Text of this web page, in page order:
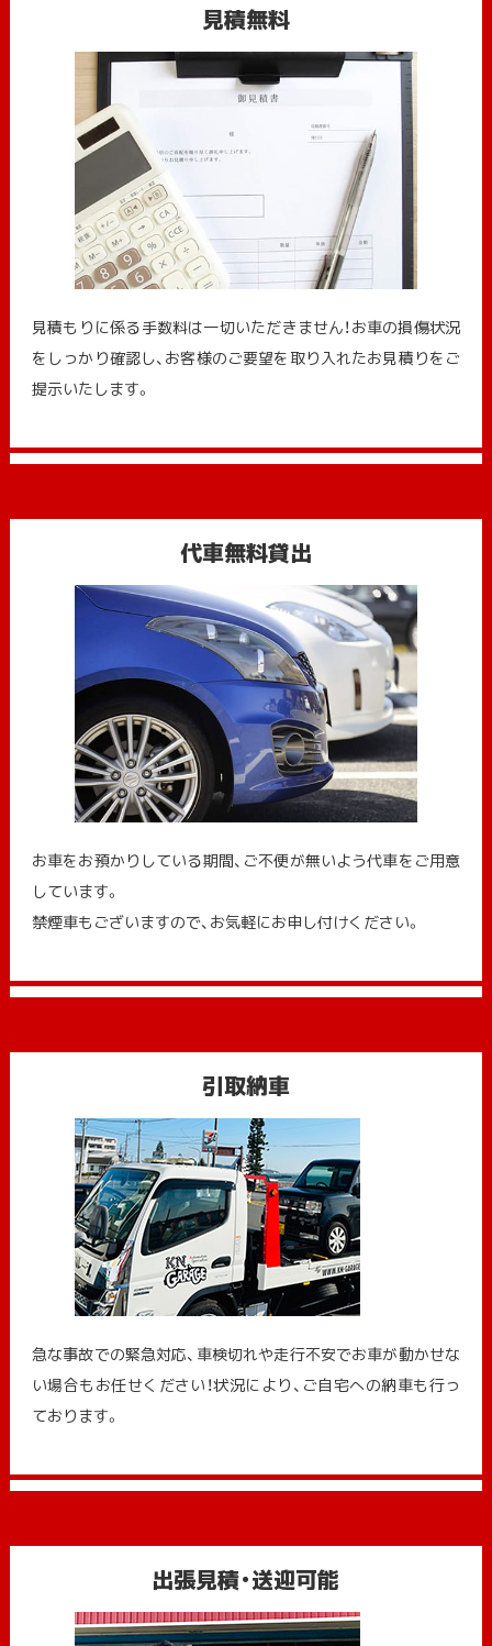
見積無料
見積もりに係る手数料は一切いただきません！お車の損傷状況
をしっかり確認し、お客様のご要望を取り入れたお見積りをご
提示いたします。
代車無料貸出
お車をお預かりしている期間、ご不便が無いよう代車をご用意
しています。
禁煙車もございますので、お気軽にお申し付けください。
引取納車
急な事故での緊急対応、車検切れや走行不安でお車が動かせな
い場合もお任せください！状況により、ご自宅への納⾞も⾏っ
ております。
出張見積・送迎可能